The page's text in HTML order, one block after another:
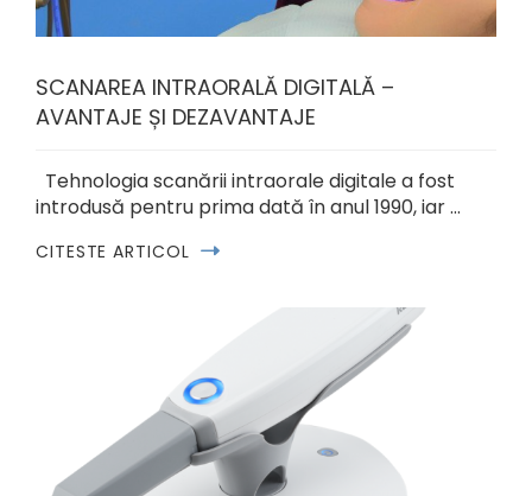
SCANAREA INTRAORALĂ DIGITALĂ –
AVANTAJE ȘI DEZAVANTAJE
Tehnologia scanării intraorale digitale a fost
introdusă pentru prima dată în anul 1990, iar …
CITESTE ARTICOL